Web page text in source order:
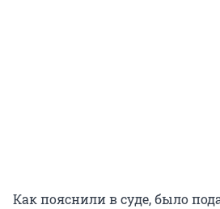
Как пояснили в суде, было